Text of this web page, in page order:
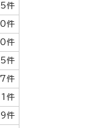
件
件
件
件
件
件
件